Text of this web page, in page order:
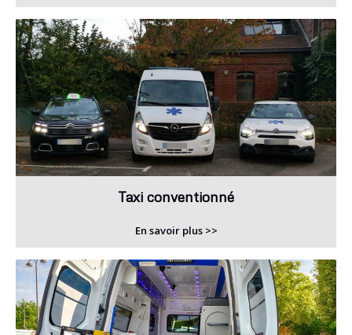
Taxi conventionné
En savoir plus >>